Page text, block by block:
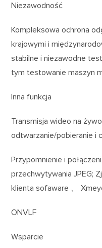
Niezawodność
Kompleksowa ochrona
krajowymi i
stabilne i niezawodne
tym testowanie maszyn
Inna funkcja
Transmisja wideo na
odtwarzanie/pobieranie i
Przypomnienie i
przechwytywania JPEG;
klienta sofaware 、
ONVLF
Wsparcie